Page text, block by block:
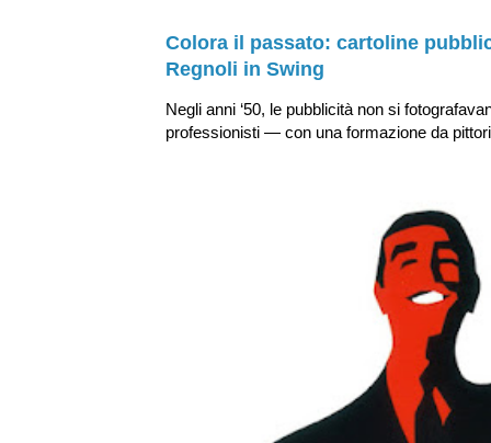
Colora il passato: cartoline
Regnoli in Swing
Negli anni ‘50, le pubblicità non si
professionisti — con una formazione da